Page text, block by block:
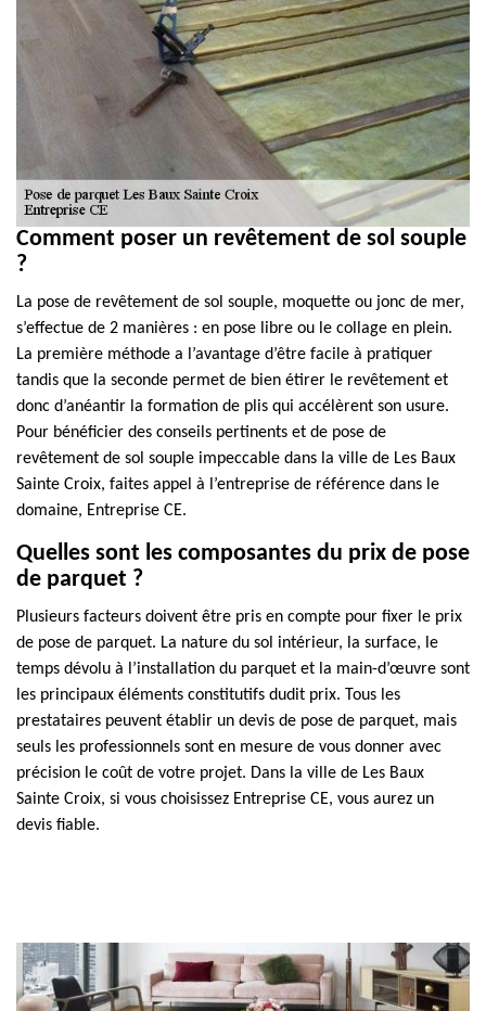
Comment poser un revêtement de sol souple
?
La pose de revêtement de sol souple, moquette ou jonc de mer,
s’effectue de 2 manières : en pose libre ou le collage en plein.
La première méthode a l’avantage d’être facile à pratiquer
tandis que la seconde permet de bien étirer le revêtement et
donc d’anéantir la formation de plis qui accélèrent son usure.
Pour bénéficier des conseils pertinents et de pose de
revêtement de sol souple impeccable dans la ville de Les Baux
Sainte Croix, faites appel à l’entreprise de référence dans le
domaine, Entreprise CE.
Quelles sont les composantes du prix de pose
de parquet ?
Plusieurs facteurs doivent être pris en compte pour fixer le prix
de pose de parquet. La nature du sol intérieur, la surface, le
temps dévolu à l’installation du parquet et la main-d’œuvre sont
les principaux éléments constitutifs dudit prix. Tous les
prestataires peuvent établir un devis de pose de parquet, mais
seuls les professionnels sont en mesure de vous donner avec
précision le coût de votre projet. Dans la ville de Les Baux
Sainte Croix, si vous choisissez Entreprise CE, vous aurez un
devis fiable.